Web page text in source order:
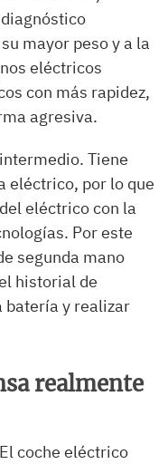
mayor peso y a la
eléctricos
con más rapidez,
agresiva.
Tiene
eléctrico, por lo que
eléctrico con la
Por este
segunda mano
historial de
batería y realizar
realmente
coche eléctrico